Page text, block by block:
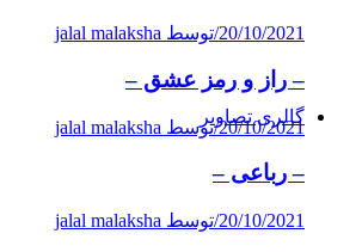
گالری تصاویر
20/10/2021
/توسط jalal malaksha
– راز و رمز عشق –
20/10/2021
/توسط jalal malaksha
– رباعی –
20/10/2021
/توسط jalal malaksha